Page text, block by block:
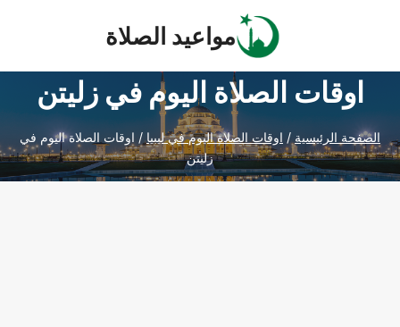
مواعيد الصلاة
اوقات الصلاة اليوم في زليتن
الصفحة الرئيسية / اوقات الصلاة اليوم في ليبيا/ اوقات الصلاة اليوم في
زليتن